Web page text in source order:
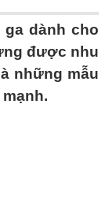
dành cho
được nhu
những mẫu